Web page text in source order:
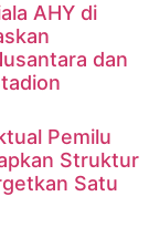
AHY di
dan
Pemilu
Struktur
Satu